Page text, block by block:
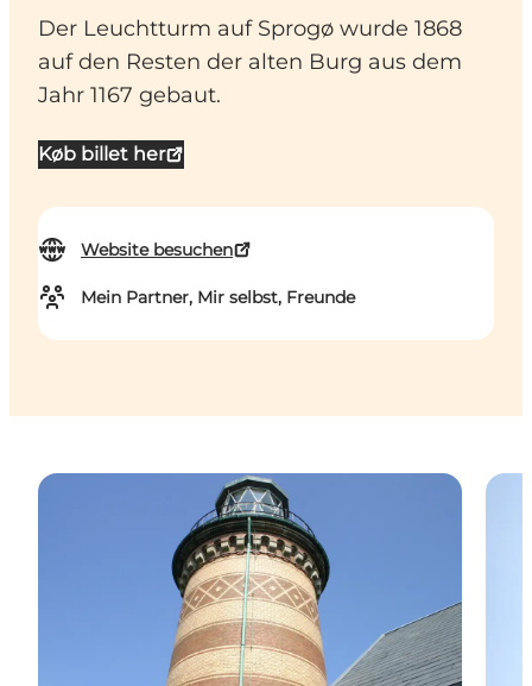
Der Leuchtturm auf Sprogø wurde 1868
auf den Resten der alten Burg aus dem
Jahr 1167 gebaut.
Køb billet her
Website besuchen
Mein Partner, Mir selbst, Freunde